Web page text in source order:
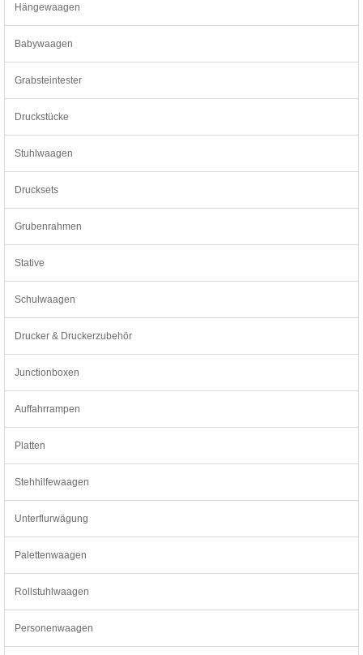
Hängewaagen
Babywaagen
Grabsteintester
Druckstücke
Stuhlwaagen
Drucksets
Grubenrahmen
Stative
Schulwaagen
Drucker & Druckerzubehör
Junctionboxen
Auffahrrampen
Platten
Stehhilfewaagen
Unterflurwägung
Palettenwaagen
Rollstuhlwaagen
Personenwaagen